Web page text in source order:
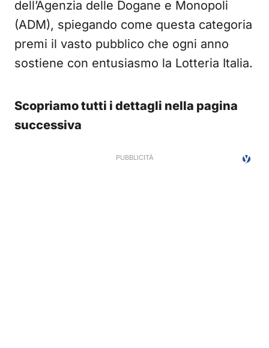
dell’Agenzia delle Dogane e Monopoli
(ADM), spiegando come questa categoria
premi il vasto pubblico che ogni anno
sostiene con entusiasmo la Lotteria Italia.
Scopriamo tutti i dettagli nella pagina
successiva